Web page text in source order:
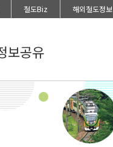
철도Biz 해외철도정보
보공유